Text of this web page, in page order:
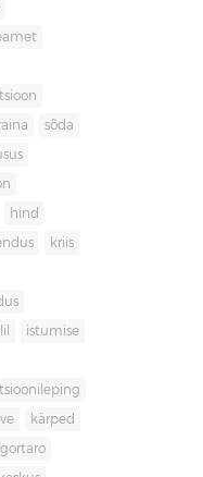
sõda
hind
kriis
istumise
kärped